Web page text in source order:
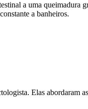
a uma queimadura
a banheiros.
Elas abordaram